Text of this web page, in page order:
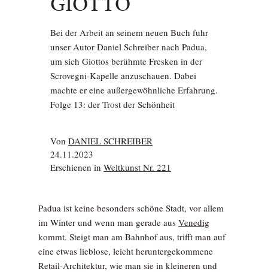
Bei der Arbeit an seinem neuen Buch fuhr
unser Autor Daniel Schreiber nach Padua,
um sich Giottos berühmte Fresken in der
Scrovegni-Kapelle anzuschauen. Dabei
machte er eine außergewöhnliche Erfahrung.
Folge 13: der Trost der Schönheit
Von DANIEL SCHREIBER
24.11.2023
Erschienen in Weltkunst Nr. 221
Padua ist keine besonders schöne Stadt, vor allem
im Winter und wenn man gerade aus Venedig
kommt. Steigt man am Bahnhof aus, trifft man auf
eine etwas lieblose, leicht heruntergekommene
Retail-Architektur, wie man sie in kleineren und